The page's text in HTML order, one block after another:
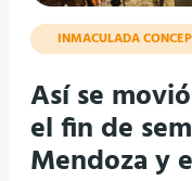
INMACULADA
Así se
el fin de
Mendoza y